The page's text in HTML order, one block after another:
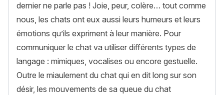
dernier ne parle pas ! Joie, peur, colère… tout comme
nous, les chats ont eux aussi leurs humeurs et leurs
émotions qu’ils expriment à leur manière. Pour
communiquer le chat va utiliser différents types de
langage : mimiques, vocalises ou encore gestuelle.
Outre le miaulement du chat qui en dit long sur son
désir, les mouvements de sa queue du chat